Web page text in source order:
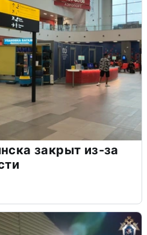
закрыт из-за